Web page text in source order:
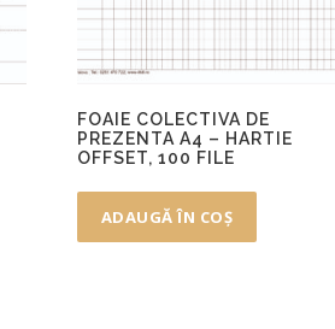
FOAIE COLECTIVA DE
PREZENTA A4 – HARTIE
OFFSET, 100 FILE
ADAUGĂ ÎN COȘ